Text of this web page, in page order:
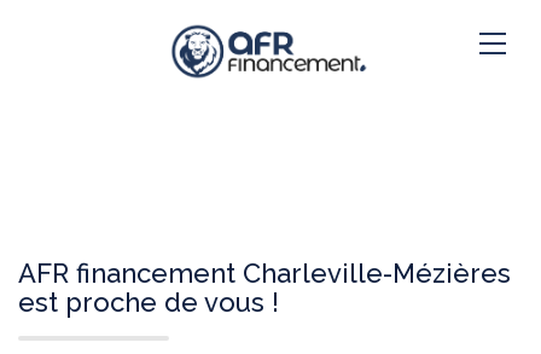
AFR financement Charleville-Mézières
est proche de vous !